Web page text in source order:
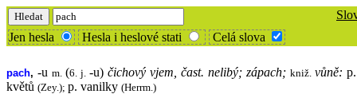
Jen hesla
Hesla i heslové stati Celá slova
pach, -u m. (6. j. -u) čichový vjem, čast. nelibý; zápach; kniž. vůně:
květů (Zey.); p. vanilky (Herrm.)